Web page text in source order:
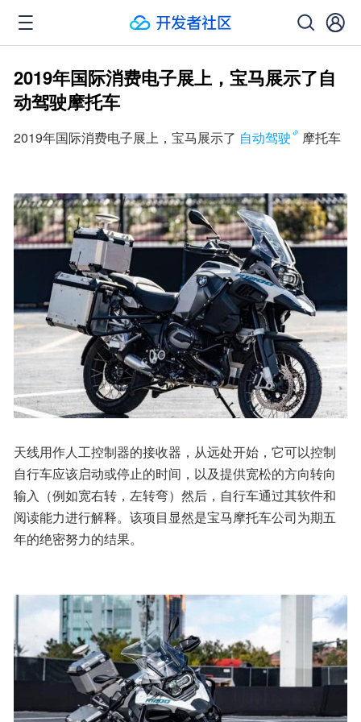
2019年国际消费电子展上，宝马展示了自
动驾驶摩托车
2019年国际消费电子展上，宝马展示了 自动驾驶 摩托车
天线用作人工控制器的接收器，从远处开始，它可以控制
自行车应该启动或停止的时间，以及提供宽松的方向转向
输入（例如宽右转，左转弯）然后，自行车通过其软件和
阅读能力进行解释。该项目显然是宝马摩托车公司为期五
年的绝密努力的结果。